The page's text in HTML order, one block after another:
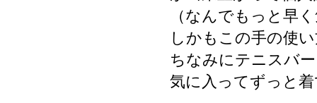
（なんでもっと早
しかもこの手の使
ちなみにテニスバ
気に入ってずっと